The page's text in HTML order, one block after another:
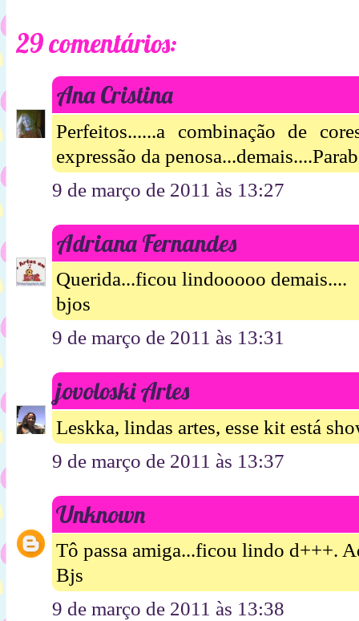
29 comentários:
Ana Cristina
Perfeitos......a combinação de
expressão da
9 de março de 2011 às 13:27
Adriana Fernandes
Querida...ficou lindooooo demais....
bjos
9 de março de 2011 às 13:31
jovoloski Artes
Leskka, lindas artes, esse kit está
9 de março de 2011 às 13:37
Unknown
Tô passa amiga...ficou lindo d+++.
Bjs
9 de março de 2011 às 13:38